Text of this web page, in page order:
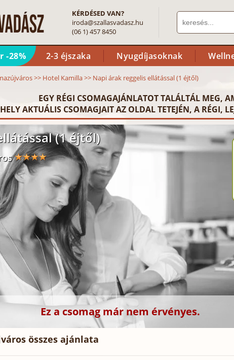
KÉRDÉSED VAN?
iroda@szallasvadasz.hu
(06 1) 457 8450
-28% 2-3 éjszaka Nyugdíjasoknak
>> Hotel Kamilla>> Napi árak reggelis ellátással (1 éjtől)
EGY RÉGI CSOMAGAJÁNLATOT TALÁLTÁL MEG,
AKTUÁLIS CSOMAGJAIT AZ OLDAL TETEJÉN, A RÉGI,
(1 éjtől)
Ez a csomag már nem érvényes.
összes ajánlata